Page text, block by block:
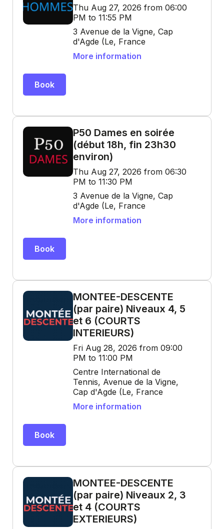
Thu Aug 27, 2026 from 06:00
PM to 11:55 PM
3 Avenue de la Vigne, Cap
d'Agde (Le, France
More information
Book
P50 Dames en soirée
(début 18h, fin 23h30
environ)
Thu Aug 27, 2026 from 06:30
PM to 11:30 PM
3 Avenue de la Vigne, Cap
d'Agde (Le, France
More information
Book
MONTEE-DESCENTE
(par paire) Niveaux 4, 5
et 6 (COURTS
INTERIEURS)
Fri Aug 28, 2026 from 09:00
PM to 11:00 PM
Centre International de
Tennis, Avenue de la Vigne,
Cap d'Agde (Le, France
More information
Book
MONTEE-DESCENTE
(par paire) Niveaux 2, 3
et 4 (COURTS
EXTERIEURS)